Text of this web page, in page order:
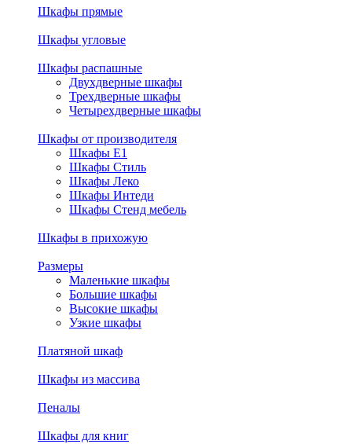
Шкафы прямые
Шкафы угловые
Шкафы распашные
Двухдверные шкафы
Трехдверные шкафы
Четырехдверные шкафы
Шкафы от производителя
Шкафы E1
Шкафы Стиль
Шкафы Леко
Шкафы Интеди
Шкафы Стенд мебель
Шкафы в прихожую
Размеры
Маленькие шкафы
Большие шкафы
Высокие шкафы
Узкие шкафы
Платяной шкаф
Шкафы из массива
Пеналы
Шкафы для книг